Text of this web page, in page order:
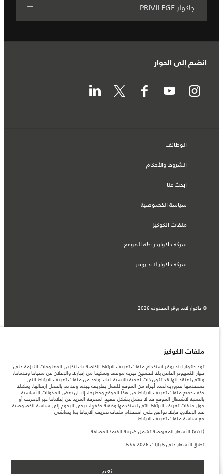
جاكوار PRIVILEGE
انضم إلى الحوار
الوظائف
الشروط والأحكام
ابحث عنا
سياسة الخصوصية
ملفات الكوكيز
شركة جاكوارخريطة الموقع
شركة جاكوار لاند روڤر
© جاكوار لاند روڨر المحدودة 2026
آخر، كما أنّها قد تتغير بدون إشعار مسبق. الرجاء التواصل مع وكيلنا المحلي للتأكد من توفّرها
والتحقق من الأسعار.
الأرقام المقدمة هي نتيجة لاختبارات المصنع الرسمية وفقاً لتشريعات الاتحاد الأوروبي. قد
يتباين استهلك الوقود الفعلي للمركبة عن ذلك المتحقق في تلك الاختبارات كما أن هذه
الأرقام بغرض المقارنة فحسب.
ملاحظة مهمة حول الصور والمواصفات. إن النقص العالمي في أشباه الموصلات يؤثر حاليًا
في مواصفات تصميم السيارات وتوفر الخيارات وتوقيتات التصاميم. هذا ظرف ديناميكي
للغاية، ونتيجة لذلك، قد لا تمثّل الصور المستخدَمة ضمن موقع الويب حاليًا المواصفات الحالية
بالكامل بالنسبة إلى الميزات والخيارات والحلية ومجموعات الألوان. يرجى استشارة وكيلك الذي
سيتمكّن من تأكيد أي تقييدات حالية معك للسماح لك باتخاذ قرار مدروس
الأسعار المعروضة تشمل ضريبة القيمة المضافة (VAT).
الأسعار تنطبق فقط على الطرازات المصنعة في عام 2026.‎
ملفات الكوكيز
تود جاكوار لاند روڤر استخدام ملفات تعريف الارتباط الخاصة بك لتخزين المعلومات اللازمة على
جهاز الكمبيوتر الخاص بك لتحسين تجربة موقعنا وتمكيننا من إخبارك والإعلان عن منتجاتنا وخدماتنا،
والتي نعتقد أنها قد تكون ذات أهمية بالنسبة إليك. واحد من ملفات تعريف الارتباط التي
نستخدمها ضرورية لعدة أجزاء من الموقع للعمل بطريقة جيدة، وقد تم بالفعل إرسالها. يمكنك
حذف جميع ملفات تعريف الارتباط من هذا الموقع وحظرها، إلا أن بعض المكونات الأساسية
بالنسبة لاشتغال الموقع قد لا تعمل بشكل صحيح. لمعرفة المزيد عن إعلاناتنا عبر الإنترنت أو
حول ملفات تعريف الارتباط التي نستخدمها وكيفية حذفها، يرجى الرجوع إلى سياسة الخصوصية.
عند الإغلاق، فإنك توافق على استخدام ملفات تعريف الارتباط بما يتماشى
مع سياسة ملفات تعريف الارتباط.
(VAT) الأسعار المعروضة تشمل ضريبة القيمة المضافة.
تطبق الأسعار على طرازات 2026 فقط.
نعم